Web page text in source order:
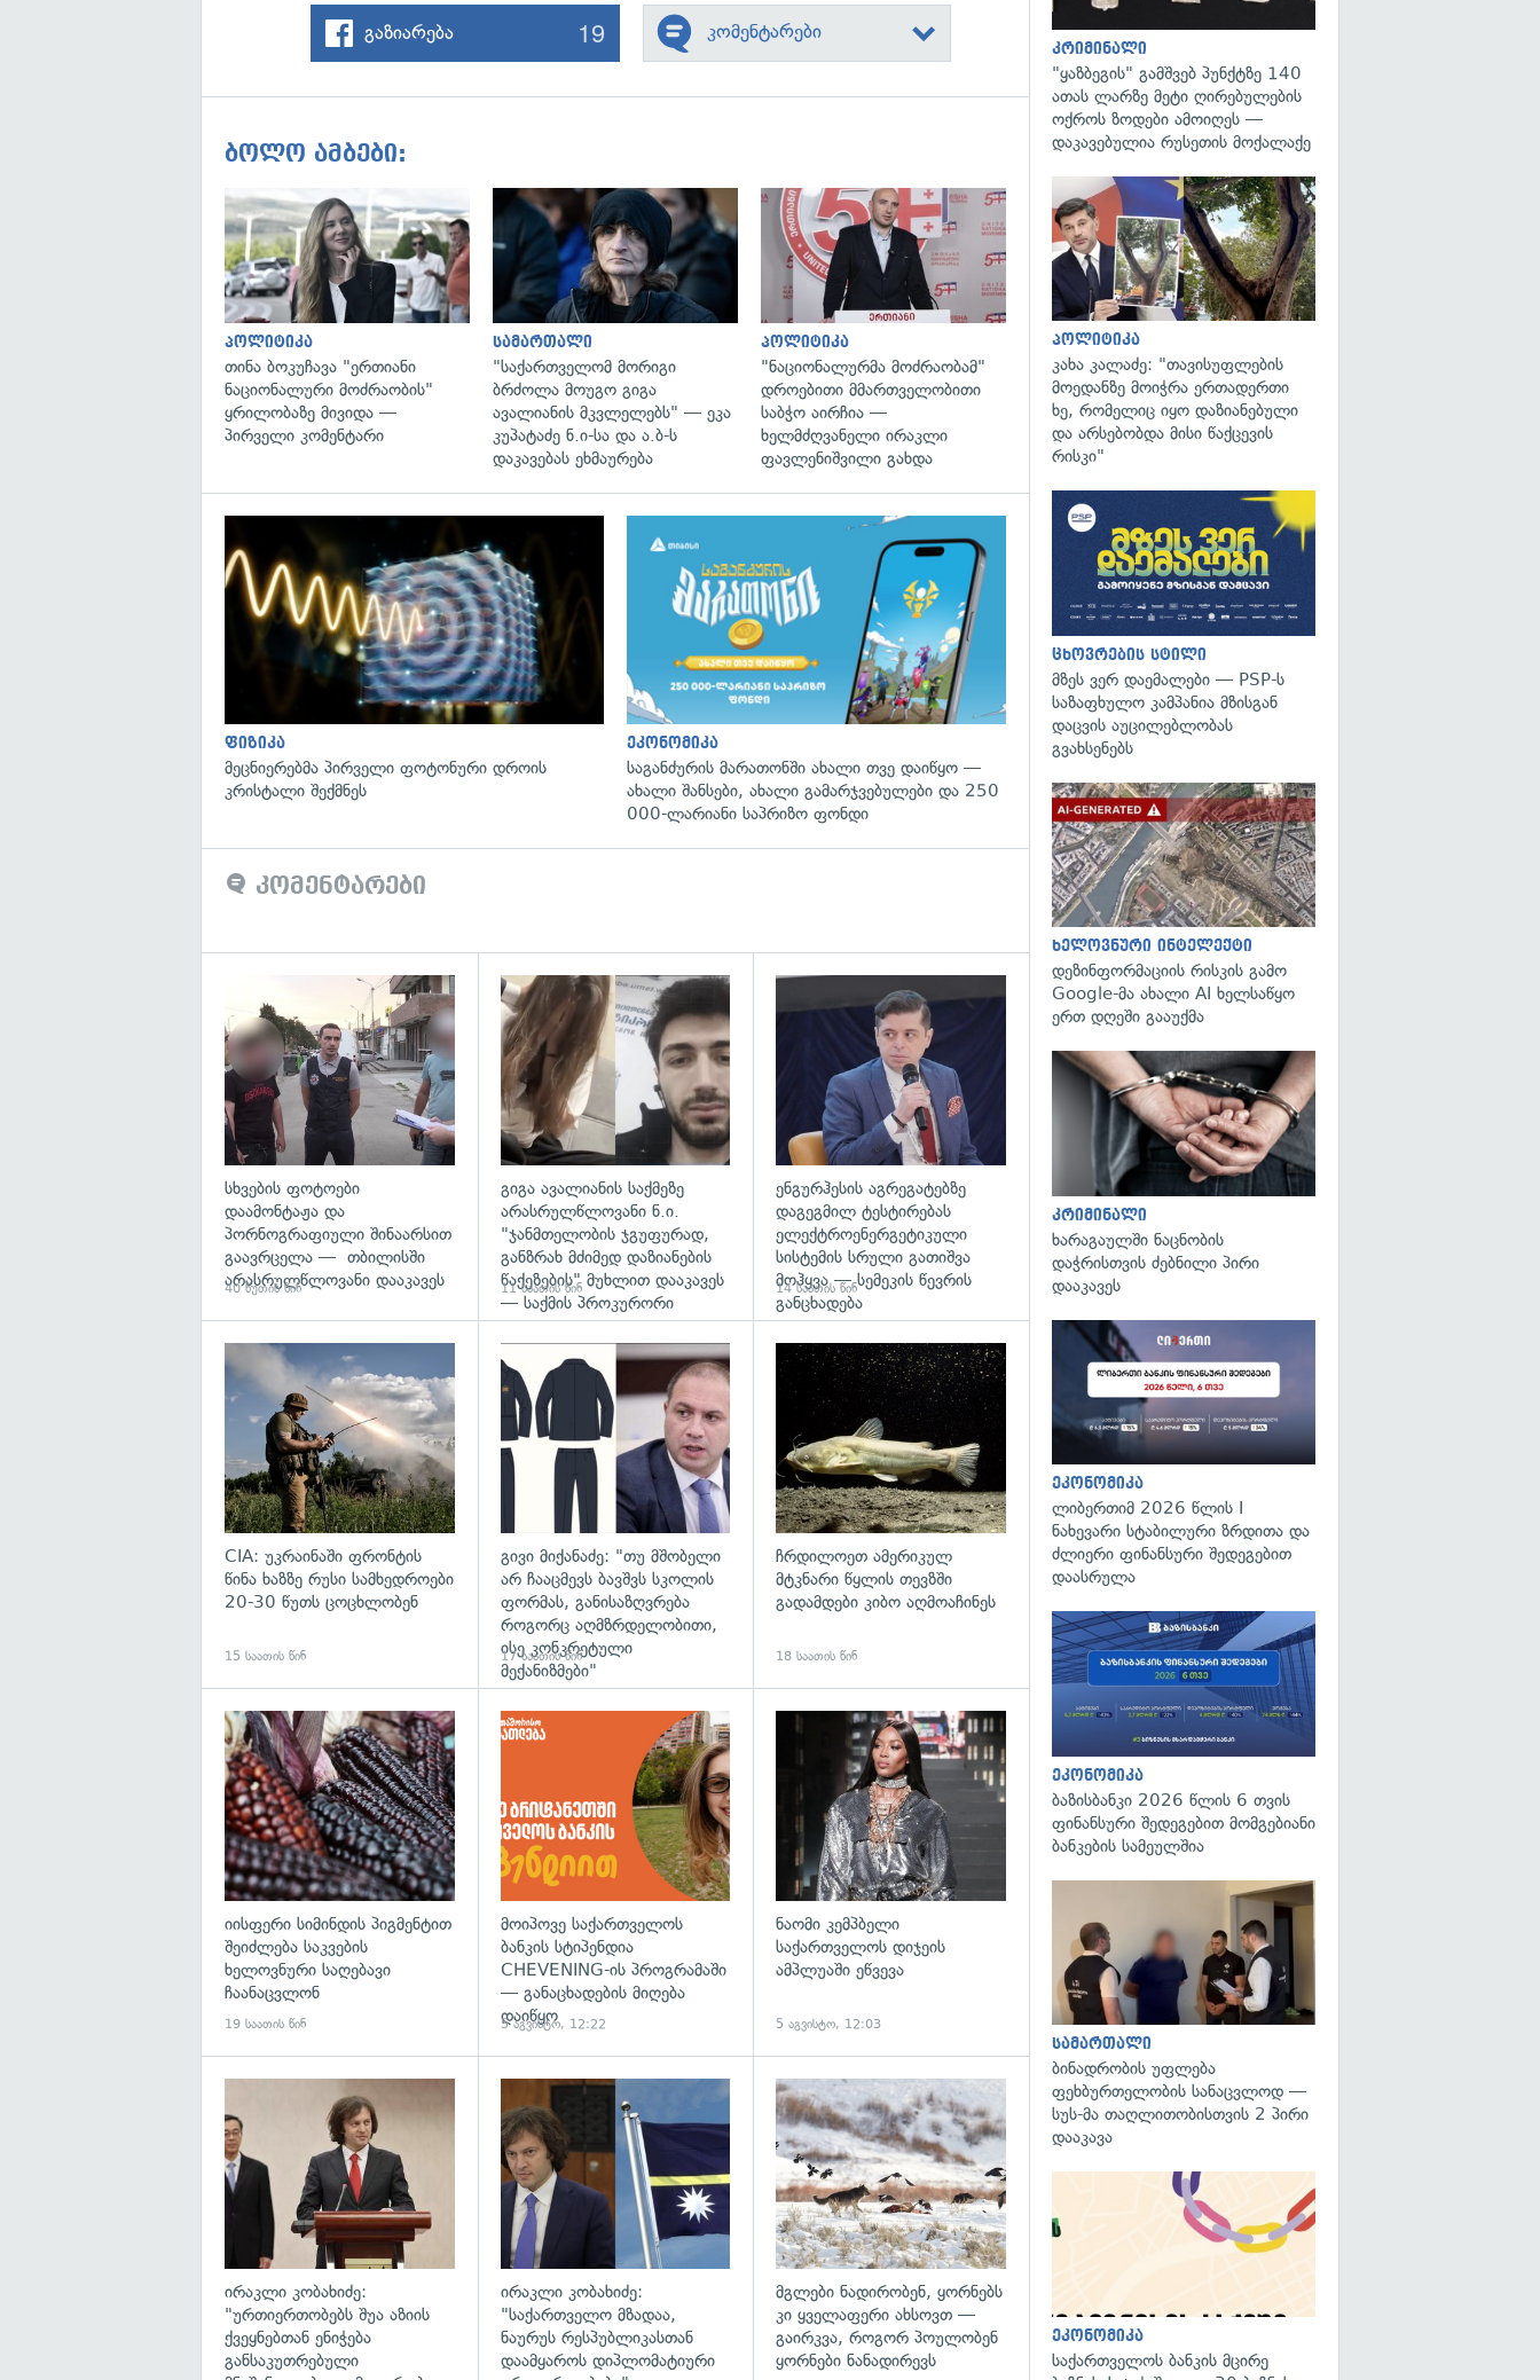
გაზიარება 19 კომენტარები
ბოლო ამბები:
გადახედვა
პოლიტიკა
თინა ბოკუჩავა "ერთიანი
ნაციონალური მოძრაობის"
ყრილობაზე მივიდა —
პირველი კომენტარი
გადახედვა
სამართალი
"საქართველომ მორიგი
ბრძოლა მოუგო გიგა
ავალიანის მკვლელებს" — ეკა
კუპატაძე ნ.ი-სა და ა.ბ-ს
დაკავებას ეხმაურება
გადახედვა
პოლიტიკა
"ნაციონალურმა მოძრაობამ"
დროებითი მმართველობითი
საბჭო აირჩია —
ხელმძღვანელი ირაკლი
ფავლენიშვილი გახდა
გადახედვა
ფიზიკა
მეცნიერებმა პირველი ფოტონური დროის
კრისტალი შექმნეს
ეკონომიკა
საგანძურის მარათონში ახალი თვე დაიწყო —
ახალი შანსები, ახალი გამარჯვებულები და 250
000-ლარიანი საპრიზო ფონდი
კომენტარები
გადახედვა
სხვების ფოტოები
დაამონტაჟა და
პორნოგრაფიული შინაარსით
გაავრცელა — თბილისში
არასრულწლოვანი დააკავეს
40 წუთის წინ
გიგა ავალიანის საქმეზე
არასრულწლოვანი ნ.ი.
"ჯანმთელობის ჯგუფურად,
განზრახ მძიმედ დაზიანების
წაქეზების" მუხლით დააკავეს
— საქმის პროკურორი
11 საათის წინ
გადახედვა
ენგურჰესის აგრეგატებზე
დაგეგმილ ტესტირებას
ელექტროენერგეტიკული
სისტემის სრული გათიშვა
მოჰყვა — სემეკის წევრის
განცხადება
14 საათის წინ
გადახედვა
CIA: უკრაინაში ფრონტის
წინა ხაზზე რუსი სამხედროები
20-30 წუთს ცოცხლობენ
15 საათის წინ
გადახედვა
გივი მიქანაძე: "თუ მშობელი
არ ჩააცმევს ბავშვს სკოლის
ფორმას, განისაზღვრება
როგორც აღმზრდელობითი,
ისე კონკრეტული
მექანიზმები"
17 საათის წინ
გადახედვა
ჩრდილოეთ ამერიკულ
მტკნარი წყლის თევზში
გადამდები კიბო აღმოაჩინეს
18 საათის წინ
გადახედვა
იისფერი სიმინდის პიგმენტით
შეიძლება საკვების
ხელოვნური საღებავი
ჩაანაცვლონ
19 საათის წინ
მოიპოვე საქართველოს
ბანკის სტიპენდია
CHEVENING-ის პროგრამაში
— განაცხადების მიღება
დაიწყო
5 აგვისტო, 12:22
ნაომი კემპბელი
საქართველოს დიჯეის
ამპლუაში ეწვევა
5 აგვისტო, 12:03
გადახედვა
ირაკლი კობახიძე:
"ურთიერთობებს შუა აზიის
ქვეყნებთან ენიჭება
განსაკუთრებული
გადახედვა
ირაკლი კობახიძე:
"საქართველო მზადაა,
ნაურუს რესპუბლიკასთან
დაამყაროს დიპლომატიური
გადახედვა
მგლები ნადირობენ, ყორნებს
კი ყველაფერი ახსოვთ —
გაირკვა, როგორ პოულობენ
ყორნები ნანადირევს
კრიმინალი
"ყაზბეგის" გამშვებ პუნქტზე 140
ათას ლარზე მეტი ღირებულების
ოქროს ზოდები ამოიღეს —
დაკავებულია რუსეთის მოქალაქე
პოლიტიკა
კახა კალაძე: "თავისუფლების
მოედანზე მოიჭრა ერთადერთი
ხე, რომელიც იყო დაზიანებული
და არსებობდა მისი წაქცევის
რისკი"
ცხოვრების სტილი
მზეს ვერ დაემალები — PSP-ს
საზაფხულო კამპანია მზისგან
დაცვის აუცილებლობას
გვახსენებს
ხელოვნური ინტელექტი
დეზინფორმაციის რისკის გამო
Google-მა ახალი AI ხელსაწყო
ერთ დღეში გააუქმა
კრიმინალი
ხარაგაულში ნაცნობის
დაჭრისთვის ძებნილი პირი
დააკავეს
ეკონომიკა
ლიბერთიმ 2026 წლის I
ნახევარი სტაბილური ზრდითა და
ძლიერი ფინანსური შედეგებით
დაასრულა
ეკონომიკა
ბაზისბანკი 2026 წლის 6 თვის
ფინანსური შედეგებით მომგებიანი
ბანკების სამეულშია
სამართალი
ბინადრობის უფლება
ფეხბურთელობის სანაცვლოდ —
სუს-მა თაღლითობისთვის 2 პირი
დააკავა
ეკონომიკა
საქართველოს ბანკის მცირე